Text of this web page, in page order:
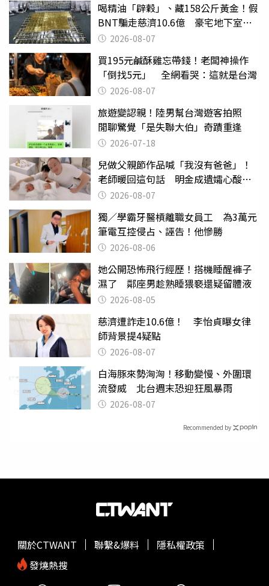
喝精油「辟穀」、藏158公斤黃金！假
BNT騙走慈濟10.6億 豪宅地下室竟
挖出乾鮑金庫
2026-08-07
買195元鹹酥雞忘帶錢！老闆神操作
「倒找5元」 全網看哭：這就是台灣
2026-08-07
旅遊變認親！陸男幫台灣遊客拍照
閒聊驚覺「是失聯大伯」奇蹟重逢
2026-07-18
兒做父親節作品喊「我沒有爸爸」！
老師暖回這句話 明金成遺孀心酸惹
淚 2026-08-07
獨／學霸牙醫槓離職女員工 為3萬元
筆電互控侵占、誣告！他慘勝
2026-08-06
她公開恐怖飛行經歷！搭機睡醒褲子
濕了 鄰座男趁熟睡猥褻還疑留體液
2026-08-05
慈濟遭詐走10.6億！ 李怡貞曝女律
師背景提4疑點
2026-08-07
白海豚來勢洶洶！移動變慢、外圍環
流發威 北台週末恐迎狂風暴雨
2026-08-07
Recommended by
關於CTWANT 聯繫&爆料
隱私權政策
發燒熱搜